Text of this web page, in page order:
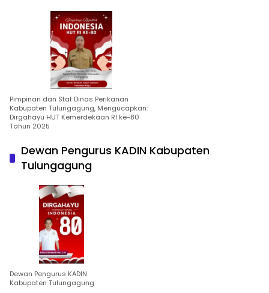
Pimpinan dan Staf Dinas Perikanan
Kabupaten Tulungagung, Mengucapkan:
Dirgahayu HUT Kemerdekaan RI ke-80
Tahun 2025
Dewan Pengurus KADIN Kabupaten
Tulungagung
Dewan Pengurus KADIN
Kabupaten Tulungagung